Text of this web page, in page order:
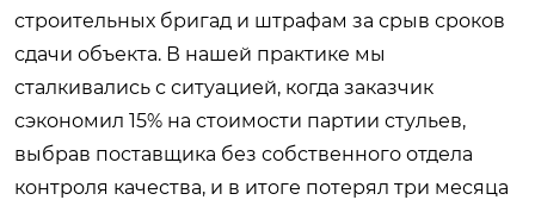
строительных бригад и штрафам за срыв сроков
сдачи объекта. В нашей практике мы
сталкивались с ситуацией, когда заказчик
сэкономил 15% на стоимости партии стульев,
выбрав поставщика без собственного отдела
контроля качества, и в итоге потерял три месяца